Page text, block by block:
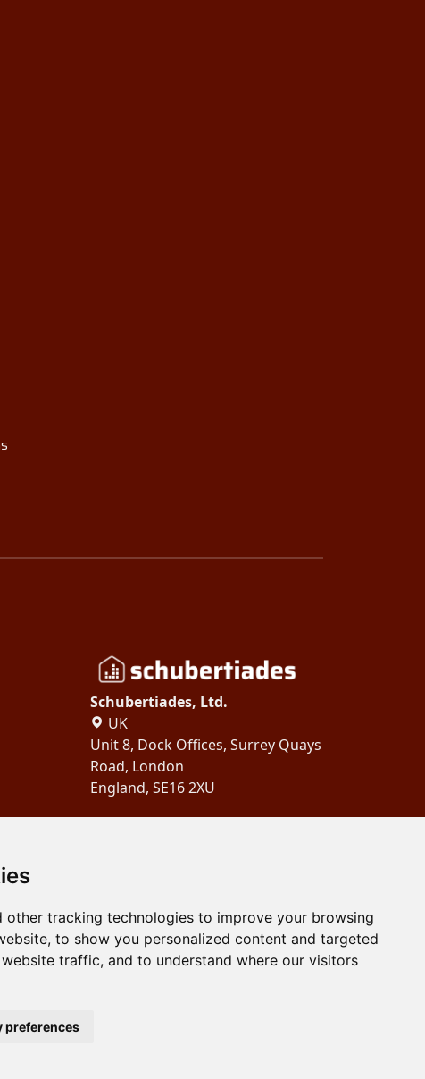
other tracking technologies to improve your browsing
to show you personalized content and targeted
traffic, and to understand where our visitors
preferences
Schubertiades, Ltd.
UK
Unit 8, Dock Offices, Surrey Quays
Road, London
England, SE16 2XU